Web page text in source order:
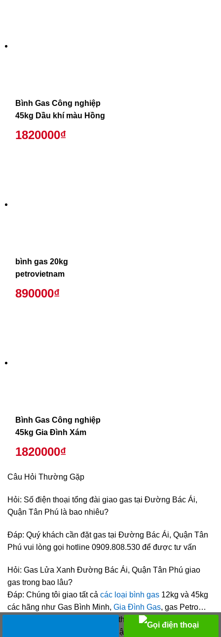
Bình Gas Công nghiệp
45kg Dầu khí màu Hồng
1820000₫
bình gas 20kg
petrovietnam
890000₫
Bình Gas Công nghiệp
45kg Gia Đình Xám
1820000₫
Câu Hỏi Thường Gặp
Hỏi: Số điện thoại tổng đài giao gas tại Đường Bác Ái,
Quận Tân Phú là bao nhiêu?
Đáp: Quý khách cần đặt gas tại Đường Bác Ái, Quận Tân
Phú vui lòng gọi hotline 0909.808.530 để được tư vấn
Hỏi: Gas Lửa Xanh Đường Bác Ái, Quận Tân Phú giao
gas trong bao lâu?
Đáp: Chúng tôi giao tất cả các loại bình gas 12kg và 45kg
các hãng như Gas Bình Minh, Gia Đình Gas, gas Petro…
Tùy địa chỉ của khách hàng mà thời gian giao gas của Gas
Lửa Xanh có thể nhanh hoặc chậm. Thông thường chúng